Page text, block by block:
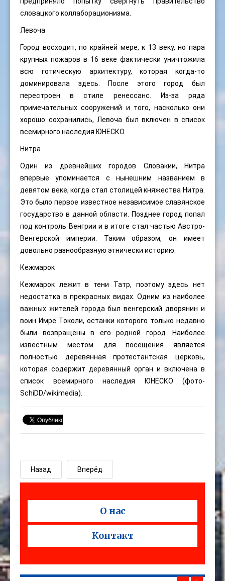
словацкого коллаборационизма.
Левоча
Город восходит, по крайней мере, к 13 веку, но пара
крупных пожаров в 16 веке фактически уничтожила
всю готическую архитектуру, которая когда-то
доминировала здесь. После этого город был
перестроен в стиле ренессанс. Из-за ряда
примечательных сооружений и того, насколько они
хорошо сохранились, Левоча был включен в список
всемирного наследия ЮНЕСКО.
Нитра
Один из древнейших городов Словакии, Нитра
впервые упоминается с нынешним названием в
девятом веке, когда стал столицей княжества Нитра.
Это было первое известное независимое славянское
государство в данной области. Позднее город попал
под контроль Венгрии и в итоге стал частью Австро-
Венгерской империи. Таким образом, он имеет
довольно разнообразную этнически историю.
Кежмарок
Кежмарок лежит в тени Татр, поэтому здесь нет
недостатка в прекрасных видах. Одним из наиболее
важных жителей города был венгерский дворянин и
воин Имре Токоли, останки которого только недавно
были возвращены в его родной город. Наиболее
известным местом для посещения является
полностью деревянная протестантская церковь,
которая содержит деревянный орган и включена в
список всемирного наследия ЮНЕСКО (фото-
SchiDD/wikimedia).
Назад Вперёд
О нас
Контакт